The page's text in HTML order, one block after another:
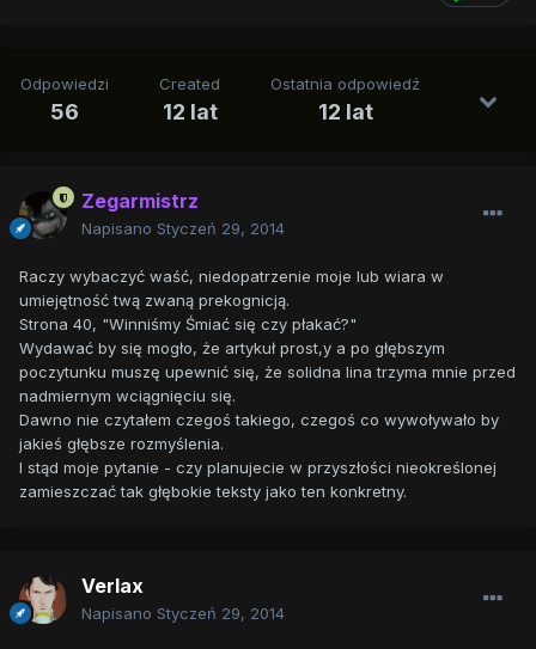
Odpowiedzi
56
Created
12 lat
Ostatnia odpowiedź
12 lat
Zegarmistrz
Napisano Styczeń 29, 2014
Raczy wybaczyć waść, niedopatrzenie moje lub wiara w
umiejętność twą zwaną prekognicją.
Strona 40, "Winniśmy Śmiać się czy płakać?"
Wydawać by się mogło, że artykuł prost,y a po głębszym
poczytunku muszę upewnić się, że solidna lina trzyma mnie przed
nadmiernym wciągnięciu się.
Dawno nie czytałem czegoś takiego, czegoś co wywoływało by
jakieś głębsze rozmyślenia.
I stąd moje pytanie - czy planujecie w przyszłości nieokreślonej
zamieszczać tak głębokie teksty jako ten konkretny.
Verlax
Napisano Styczeń 29, 2014